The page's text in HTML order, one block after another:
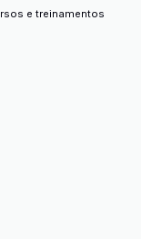
e treinamentos